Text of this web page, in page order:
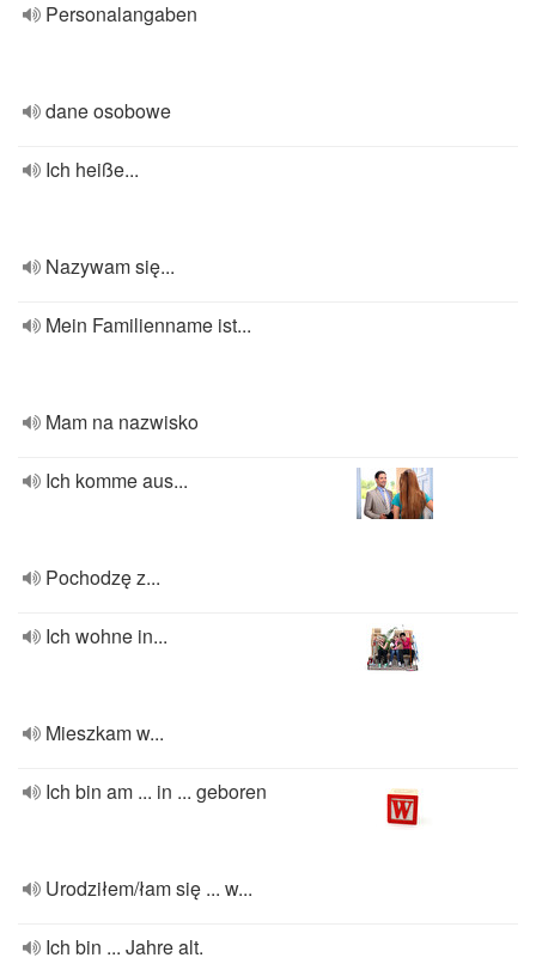
Personalangaben
dane osobowe
Ich heiße...
Nazywam się...
Mein Familienname ist...
Mam na nazwisko
Ich komme aus...
Pochodzę z...
Ich wohne in...
Mieszkam w...
Ich bin am ... in ... geboren
Urodziłem/łam się ... w...
Ich bin ... Jahre alt.